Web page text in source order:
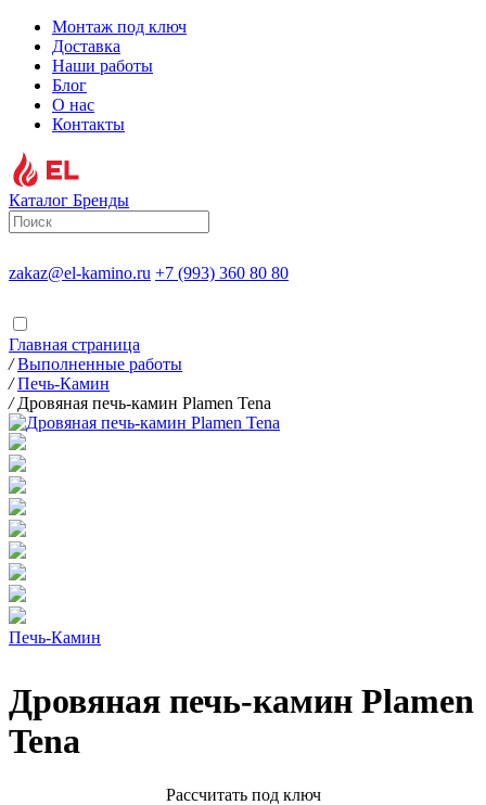
Монтаж под ключ
Доставка
Наши работы
Блог
О нас
Контакты
Каталог Бренды
zakaz@el-kamino.ru +7 (993) 360 80 80
Главная страница
/ Выполненные работы
/ Печь-Камин
/ Дровяная печь-камин Plamen Tena
Дровяная печь-камин Plamen
Tena
Печь-Камин
Расcчитать под ключ